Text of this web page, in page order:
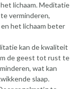
lichaam. Meditatie
verminderen,
het lichaam beter
kan de kwaliteit
de geest tot rust te
wat kan
slaap.